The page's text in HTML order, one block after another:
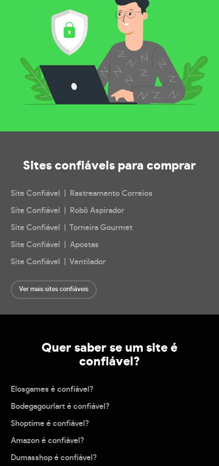
Sites confiáveis para comprar
Site Confiável | Rastreamento Correios
Site Confiável | Robô Aspirador
Site Confiável | Torneira Gourmet
Site Confiável | Apostas
Site Confiável | Ventilador
Ver mais sites confiáveis
Quer saber se um site é
confiável?
Elosgames é confiável?
Bodegagourlart é confiável?
Shoptime é confiável?
Amazon é confiável?
Dumasshop é confiável?